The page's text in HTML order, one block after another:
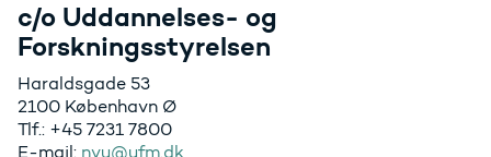
c/o Uddannelses- og
Forskningsstyrelsen
Haraldsgade 53
2100 København Ø
Tlf.: +45 7231 7800
E-mail: nvu@ufm.dk